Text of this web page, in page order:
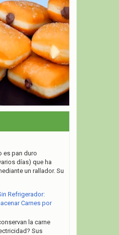
es pan duro
días) que ha
un rallador. Su
Refrigerador:
Carnes por
la carne
Sus